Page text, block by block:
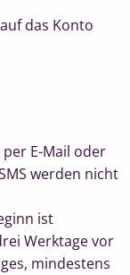
das Konto
E-Mail oder
werden nicht
ist
Werktage vor
mindestens